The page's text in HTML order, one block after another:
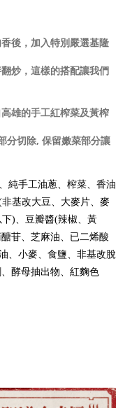
後，加入特別嚴選基隆
炒，這樣的搭配讓我們
雄的手工紅榨菜及黃榨
分切除, 保留嫩菜部分讓
純手工油蔥、榨菜、香油
基改大豆、大麥片、麥
)、豆瓣醬(辣椒、黃
苷、芝麻油、已二烯酸
、小麥、食鹽、非基改脫
酵母抽出物、紅麴色